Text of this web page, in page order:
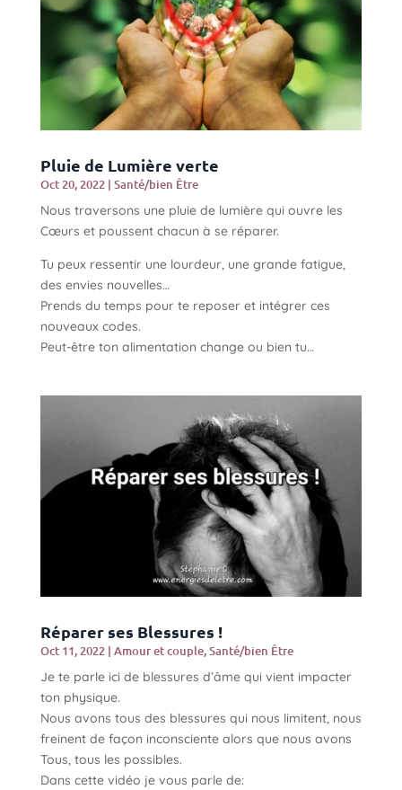
Pluie de Lumière verte
Oct 20, 2022| Santé/bien Être
Nous traversons une pluie de lumière qui ouvre les
Cœurs et poussent chacun à se réparer.
Tu peux ressentir une lourdeur, une grande fatigue,
des envies nouvelles…
Prends du temps pour te reposer et intégrer ces
nouveaux codes.
Peut-être ton alimentation change ou bien tu…
Réparer ses Blessures !
Oct 11, 2022| Amour et couple,Santé/bien Être
Je te parle ici de blessures d’âme qui vient impacter
ton physique.
Nous avons tous des blessures qui nous limitent, nous
freinent de façon inconsciente alors que nous avons
Tous, tous les possibles.
Dans cette vidéo je vous parle de: